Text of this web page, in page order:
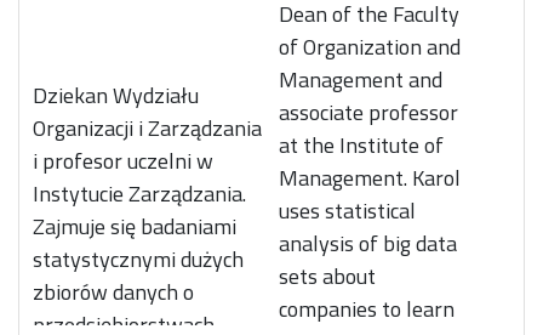
Dziekan Wydziału
Organizacji i Zarządzania
i profesor uczelni w
Instytucie Zarządzania.
Zajmuje się badaniami
statystycznymi dużych
zbiorów danych o
przedsiębiorstwach,
Dean of the Faculty
of Organization and
Management and
associate professor
at the Institute of
Management. Karol
uses statistical
analysis of big data
sets about
companies to learn